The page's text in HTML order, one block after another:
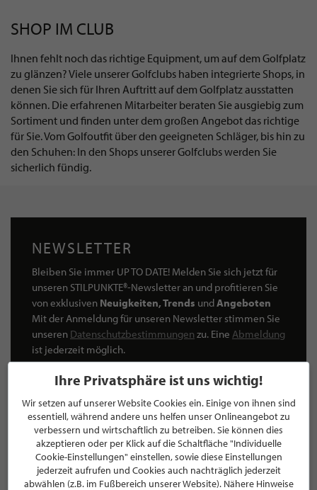
SHOP IM CLUB
Ihnen fehlt noch das richtige Equipment, um auf dem Golfplatz
zu glänzen? Viele unserer Golfclubs haben integrierte Shops, in
denen Sie sich für Ihren Auftritt auf dem Golfplatz ausstatten
können. Die erfahrenen Mitarbeiter beraten Sie ausgiebig zum
Sortiment und finden unter dem großen Angebot das richtige
für Sie. Vom Golfoutfit über den geeigneten Schläger, bis hin zu
den Schuhen: In den Shops unserer Golfclubs werden Sie
sicherlich fündig.
NEWSLETTER
Bleiben Sie immer UP TO DATE! Melden Sie sich jetzt für
unseren STILPUNKTE®-Newsletter an und profitieren Sie
von exklusiven Neuigkeiten, Trends undAngeboten
Mit der Anmeldung für unseren Newsletter stimmen Sie
unseren Datenschutzbestimmungen zu. Eine Abmeldung
ist jederzeit möglich.
ANMELDEN
Mit der Anmeldung an unserem Newsletter stimmen Sie unseren
Datenschutzbestimmungenzu. Eine Abmeldungist jederzeit möglich.
Ihre Privatsphäre ist uns wichtig!
Wir setzen auf unserer Website Cookies ein. Einige von ihnen sind
essentiell, während andere uns helfen unser Onlineangebot zu
verbessern und wirtschaftlich zu betreiben. Sie können dies
akzeptieren oder per Klick auf die Schaltfläche "Individuelle
Cookie-Einstellungen" einstellen, sowie diese Einstellungen
jederzeit aufrufen und Cookies auch nachträglich jederzeit
abwählen (z.B. im Fußbereich unserer Website). Nähere Hinweise